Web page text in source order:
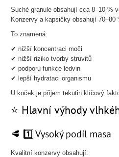
Suché granule obsahují cca 8–10 %
Konzervy a kapsičky obsahují 70–80
To znamená:
✔ nižší koncentraci moči
✔ nižší riziko tvorby struvitů
✔ podporu funkce ledvin
✔ lepší hydrataci organismu
U koček je příjem tekutin klíčový
⭐ Hlavní výhody
🥩 1️⃣ Vysoký podíl masa
Kvalitní konzervy obsahují: